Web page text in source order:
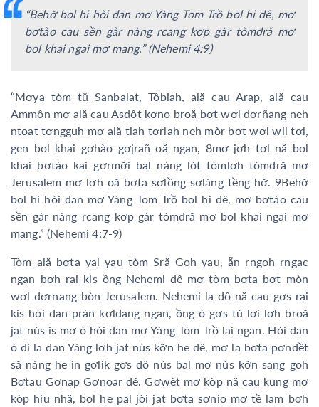
“Behơ̆ bol hi hòi dan mơ Yàng Tom Trồ bol hi dê, mơ
bơtào cau sền gàr nàng rcang kơp gàr tòmdră mơ
bol khai ngai mơ mang.” (Nehemi 4:9)
“Mơya tòm tŭ Sanbalat, Tôbiah, ală cau Arap, ală cau
Ammôn mơ ală cau Asdôt kơno broă bơt wơl dơrñang neh
ntoat tơngguh mơ ală tiah tơrlah neh mòr bơt wơl wil tơl,
gen bol khai gơhào gơjrañ oă ngan, 8mơ jơh tơl nă bol
khai bơtào kai gơrmơ̆i bal nàng lòt tòmlơh tòmdră mơ
Jerusalem mơ lơh oă bơta sơlồng sơlàng tềng hơ̆. 9Behơ̆
bol hi hòi dan mơ Yàng Tom Trồ bol hi dê, mơ bơtào cau
sền gàr nàng rcang kơp gàr tòmdră mơ bol khai ngai mơ
mang.” (Nehemi 4:7-9)
Tòm ală bơta yal yau tòm Sră Goh yau, ẵn rngoh rngac
ngan bơh rai kis ồng Nehemi dê mơ tòm bơta bơt mòn
wơl dơrnang bòn Jerusalem. Nehemi la dô nă cau gơs rai
kis hòi dan pràn kơldang ngan, ồng ò gơs tú lơi lơh broă
jat nùs is mơ ò hòi dan mơ Yàng Tòm Trồ lai ngan. Hòi dan
ò di la dan Yàng lơh jat nùs kỡn he dê, mơ la bơta pơndềt
să nàng he in gơlik gơs dô nùs bal mơ nùs kỡn sang goh
Bơtau Gơnap Gơnoar dê. Gơwèt mơ kòp nă cau kung mơ
kòp hiu nhă, bol he pal jòi jat bơta sơnio mơ tề lam bơh